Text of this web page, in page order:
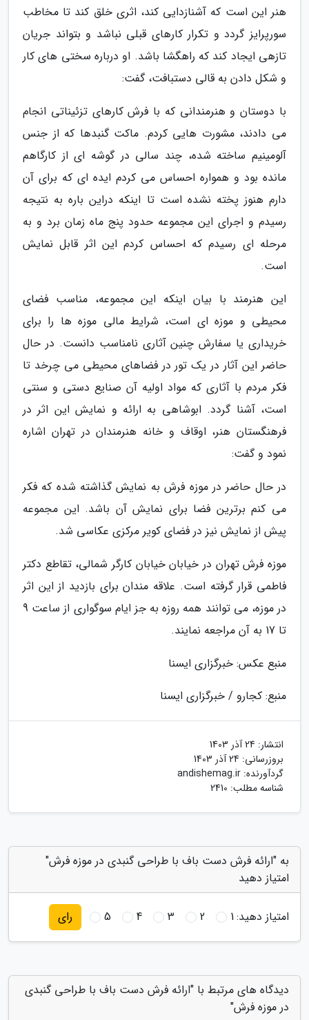
هنر این است که آشنازدایی کند، اثری خلق کند تا مخاطب
سورپرایز گردد و تکرار کارهای قبلی نباشد و بتواند جریان
تازهی ایجاد کند که راهگشا باشد. او درباره سختی های کار
و شکل دادن به قالی دستبافت، گفت:
با دوستان و هنرمندانی که با فرش کارهای تزئیناتی انجام
می دادند، مشورت هایی کردم. ماکت گنبدها که از جنس
آلومینیم ساخته شده، چند سالی در گوشه ای از کارگاهم
مانده بود و همواره احساس می کردم ایده ای که برای آن
دارم هنوز پخته نشده است تا اینکه دراین باره به نتیجه
رسیدم و اجرای این مجموعه حدود پنج ماه زمان برد و به
مرحله ای رسیدم که احساس کردم این اثر قابل نمایش
است.
این هنرمند با بیان اینکه این مجموعه، مناسب فضای
محیطی و موزه ای است، شرایط مالی موزه ها را برای
خریداری یا سفارش چنین آثاری نامناسب دانست. در حال
حاضر این آثار در یک تور در فضاهای محیطی می چرخد تا
فکر مردم با آثاری که مواد اولیه آن صنایع دستی و سنتی
است، آشنا گردد. ابوشاهی به ارائه و نمایش این اثر در
فرهنگستان هنر، اوقاف و خانه هنرمندان در تهران اشاره
نمود و گفت:
در حال حاضر در موزه فرش به نمایش گذاشته شده که فکر
می کنم برترین فضا برای نمایش آن باشد. این مجموعه
پیش از نمایش نیز در فضای کویر مرکزی عکاسی شد.
موزه فرش تهران در خیابان خیابان کارگر شمالی، تقاطع دکتر
فاطمی قرار گرفته است. علاقه مندان برای بازدید از این اثر
در موزه، می توانند همه روزه به جز ایام سوگواری از ساعت 9
تا 17 به آن مراجعه نمایند.
منبع عکس: خبرگزاری ایسنا
منبع: کجارو / خبرگزاری ایسنا
انتشار: 24 آذر 1403
بروزرسانی: 24 آذر 1403
گردآورنده: andishemag.ir
شناسه مطلب: 2410
به "ارائه فرش دست باف با طراحی گنبدی در موزه فرش"
امتیاز دهید
امتیاز دهید:1
2
3
4
5 رای
دیدگاه های مرتبط با "ارائه فرش دست باف با طراحی گنبدی
در موزه فرش"